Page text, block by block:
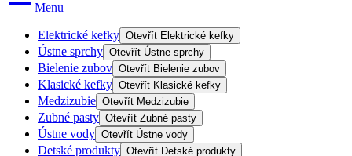
Menu
Elektrické kefky Otevřít Elektrické kefky
Ústne sprchy Otevřít Ústne sprchy
Bielenie zubov Otevřít Bielenie zubov
Klasické kefky Otevřít Klasické kefky
Medzizubie Otevřít Medzizubie
Zubné pasty Otevřít Zubné pasty
Ústne vody Otevřít Ústne vody
Detské produkty Otevřít Detské produkty